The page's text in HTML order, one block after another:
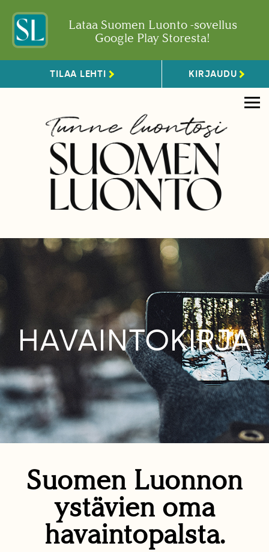
Lataa Suomen Luonto -sovellus
Google Play Storesta!
TILAA LEHTI KIRJAUDU
HAVAINTOKIRJA
Suomen Luonnon
ystävien oma
havaintopalsta.